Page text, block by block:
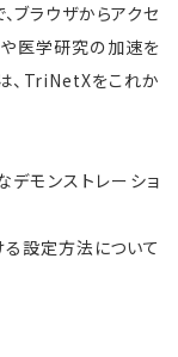
、ブラウザからアクセ
医学研究の加速を
TriNetXをこれか
モンストレーショ
設定方法について